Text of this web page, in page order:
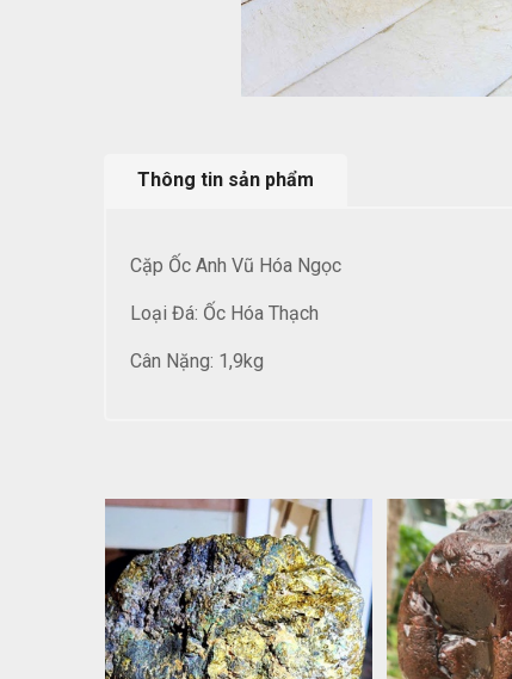
Thông tin sản phẩm
Cặp Ốc Anh Vũ Hóa Ngọc
Loại Đá: Ốc Hóa Thạch
Cân Nặng: 1,9kg